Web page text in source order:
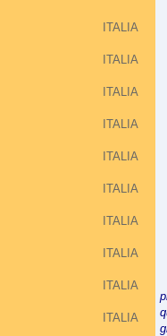
ITALIA
ITALIA
ITALIA
ITALIA
ITALIA
ITALIA
ITALIA
ITALIA
ITALIA
ITALIA